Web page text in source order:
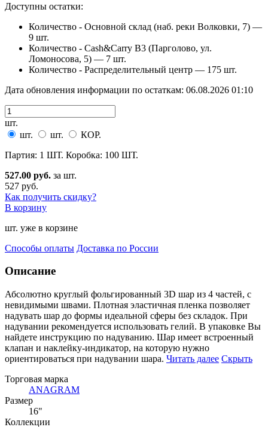
Доступны остатки:
Количество - Основной склад (наб. реки Волковки, 7) —
9 шт.
Количество - Cash&Carry B3 (Парголово, ул.
Ломоносова, 5) — 7 шт.
Количество - Распределительный центр — 175 шт.
Дата обновления информации по остаткам: 06.08.2026 01:10
шт.
шт.
шт.
КОР.
Партия: 1 ШТ. Коробка: 100 ШТ.
527.00 руб. за шт.
527 руб.
Как получить скидку?
В корзину
шт. уже в корзине
Способы оплаты Доставка по России
Описание
Абсолютно круглый фольгированный 3D шар из 4 частей, с
невидимыми швами. Плотная эластичная пленка позволяет
надувать шар до формы идеальной сферы без складок. При
надувании рекомендуется использовать гелий. В упаковке Вы
найдете инструкцию по надуванию. Шар имеет встроенный
клапан и наклейку-индикатор, на которую нужно
ориентироваться при надувании шара. Читать далее Скрыть
Торговая марка
ANAGRAM
Размер
16"
Коллекции